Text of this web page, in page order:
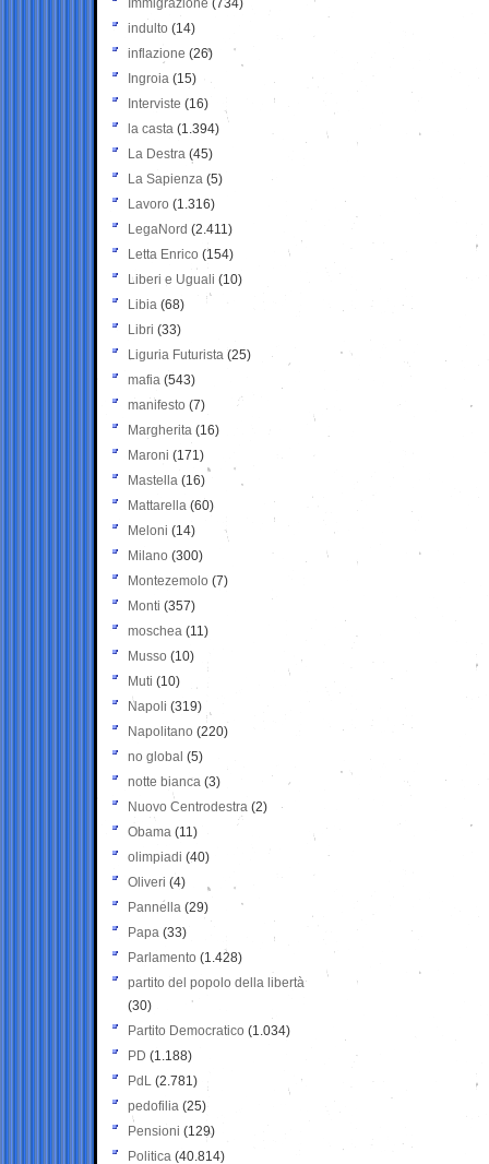
Immigrazione (734)
indulto (14)
inflazione (26)
Ingroia (15)
Interviste (16)
la casta (1.394)
La Destra (45)
La Sapienza (5)
Lavoro (1.316)
LegaNord (2.411)
Letta Enrico (154)
Liberi e Uguali (10)
Libia (68)
Libri (33)
Liguria Futurista (25)
mafia (543)
manifesto (7)
Margherita (16)
Maroni (171)
Mastella (16)
Mattarella (60)
Meloni (14)
Milano (300)
Montezemolo (7)
Monti (357)
moschea (11)
Musso (10)
Muti (10)
Napoli (319)
Napolitano (220)
no global (5)
notte bianca (3)
Nuovo Centrodestra (2)
Obama (11)
olimpiadi (40)
Oliveri (4)
Pannella (29)
Papa (33)
Parlamento (1.428)
partito del popolo della libertà
(30)
Partito Democratico (1.034)
PD (1.188)
PdL (2.781)
pedofilia (25)
Pensioni (129)
Politica (40.814)